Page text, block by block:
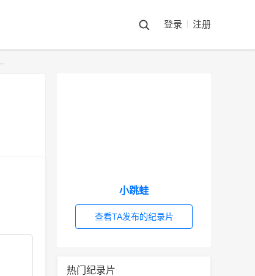
登录 注册
小跳蛙
查看TA发布的纪录片
热门纪录片